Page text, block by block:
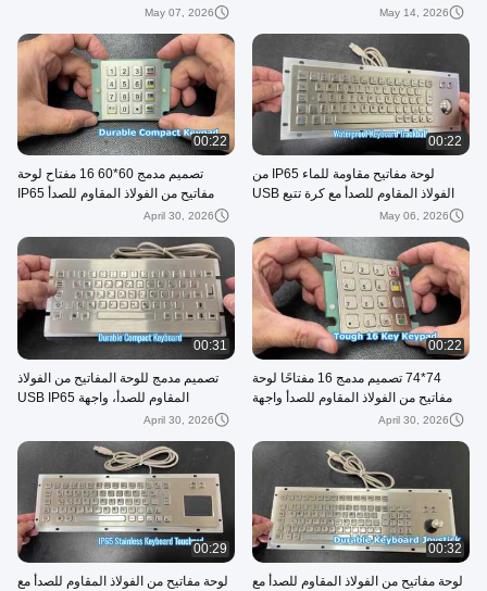
May 14, 2026
May 07, 2026
00:22
لوحة مفاتيح مقاومة للماء IP65 من
الفولاذ المقاوم للصدأ مع كرة تتبع USB
May 06, 2026
00:22
تصميم مدمج 60*60 16 مفتاح لوحة
مفاتيح من الفولاذ المقاوم للصدأ IP65
April 30, 2026
00:22
74*74 تصميم مدمج 16 مفتاحًا لوحة
مفاتيح من الفولاذ المقاوم للصدأ واجهة
April 30, 2026
00:31
تصميم مدمج للوحة المفاتيح من الفولاذ
المقاوم للصدأ، واجهة USB IP65
April 30, 2026
00:32
لوحة مفاتيح من الفولاذ المقاوم للصدأ مع
00:29
لوحة مفاتيح من الفولاذ المقاوم للصدأ مع